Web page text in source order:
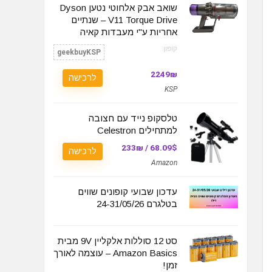
שואב אבק אלחוטי נטען Dyson
V11 Torque Drive – שנתיים
אחריות ע"י מעבדות קאיה
קופון: geekbuyKSP
2249₪
KSP
לרכישה
טלסקופ נייד עם חצובה
למתחילים Celestron
68.09$ / 233₪
Amazon
לרכישה
עדכון שבועי קופונים שווים
בטלגרם 24-31/05/26
סט 12 סוללות אלקליין 9V מבית
Amazon Basics – עוצמה לאורך
זמן!